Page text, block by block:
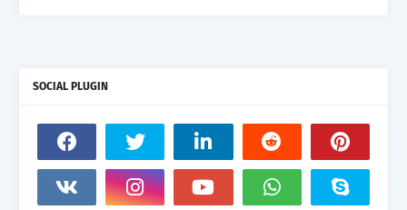
SOCIAL PLUGIN